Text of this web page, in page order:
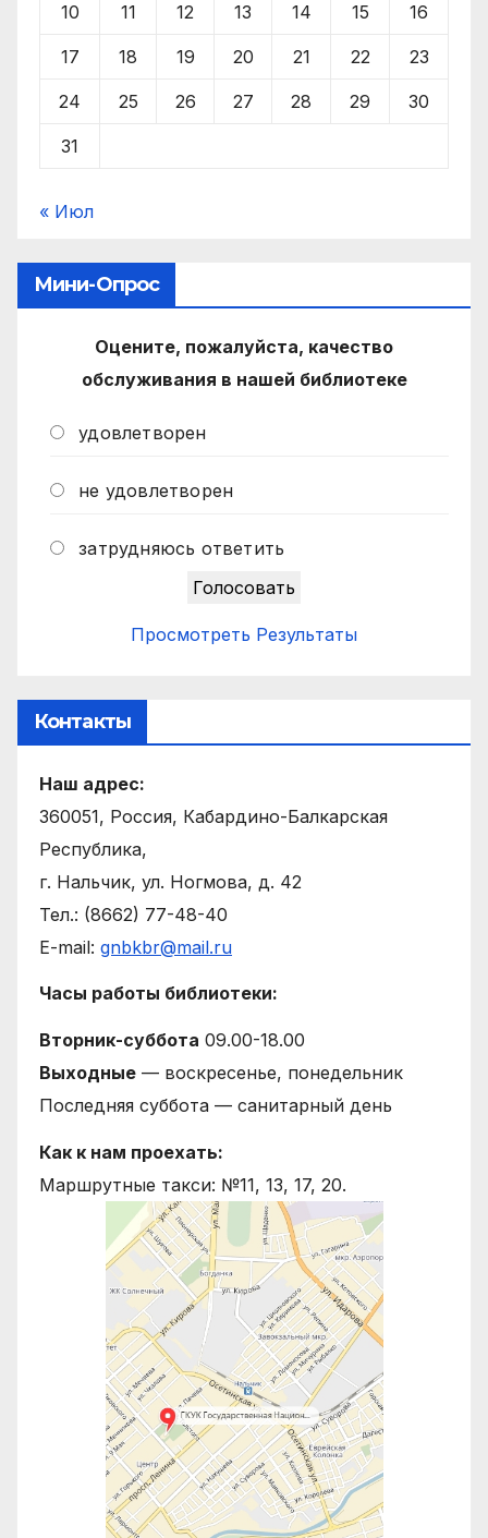
10 11 12 13 14 15 16
17 18 19 20 21 22 23
24 25 26 27 28 29 30
31
« Июл
Мини-Опрос
Оцените, пожалуйста, качество
обслуживания в нашей библиотеке
удовлетворен
не удовлетворен
затрудняюсь ответить
Просмотреть Результаты
Контакты
Наш адрес:
360051, Россия, Кабардино-Балкарская
Республика,
г. Нальчик, ул. Ногмова, д. 42
Тел.: (8662) 77-48-40
E-mail: gnbkbr@mail.ru
Часы работы библиотеки:
Вторник-суббота 09.00-18.00
Выходные — воскресенье, понедельник
Последняя суббота — санитарный день
Как к нам проехать:
Маршрутные такси: №11, 13, 17, 20.